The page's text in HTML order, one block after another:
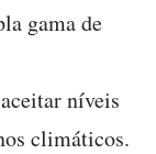
gama de
níveis
climáticos.